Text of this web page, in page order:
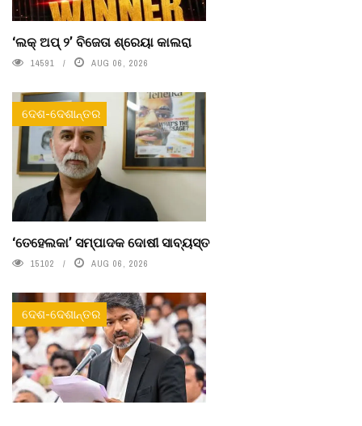
‘ଲକ୍ ଅପ୍ ୨’ ବିଜେତା ଶ୍ରେୟା କାଲରା
14591 AUG 06, 2026
ଦେଶ-ଦେଶାନ୍ତର
‘ତେହେଲକା’ ସମ୍ପାଦକ ଦୋଷୀ ସାବ୍ୟସ୍ତ
15102 AUG 06, 2026
ଦେଶ-ଦେଶାନ୍ତର